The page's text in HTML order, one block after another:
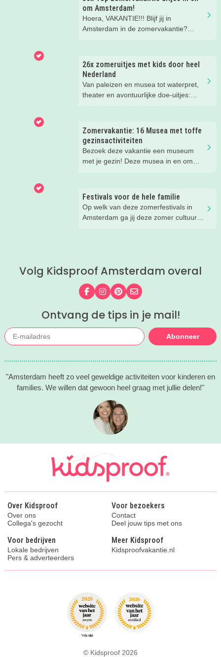
om Amsterdam!
Hoera, VAKANTIE!!! Blijf jij in
Amsterdam in de zomervakantie?
Fijne vakantie!
26x zomeruitjes met kids door heel
Nederland
Van paleizen en musea tot waterpret,
theater en avontuurlijke doe-uitjes:
Zomervakantie: 16 Musea met toffe
gezinsactiviteiten
Bezoek deze vakantie een museum
met je gezin! Deze musea in en om
zomervakantie!
Festivals voor de hele familie
Op welk van deze zomerfestivals in
Amsterdam ga jij deze zomer cultuur
Volg Kidsproof Amsterdam overal
Volg ons op Facebook
Volg ons op Instagram
Volg ons op Pinterest
Mail ons
Ontvang de tips in je mail!
Abonneer
"Amsterdam heeft zo veel geweldige activiteiten voor kinderen en
families. We willen dat gewoon heel graag met jullie delen!"
Over Kidsproof
Over ons
Collega's gezocht
Voor bezoekers
Contact
Deel jouw tips met ons
Voor bedrijven
Lokale bedrijven
Pers & adverteerders
Meer Kidsproof
Kidsproofvakantie.nl
© Kidsproof 2026